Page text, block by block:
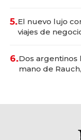
5.El nuevo lujo
viajes de
6.Dos argentinos
mano de